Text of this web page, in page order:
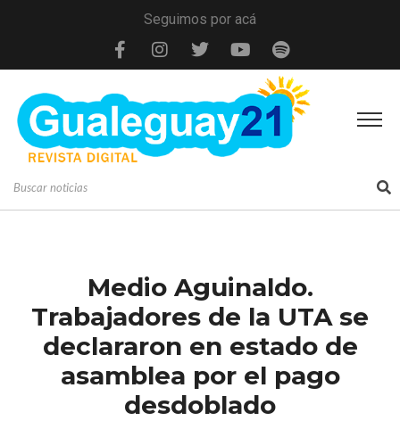
Seguimos por acá
Medio Aguinaldo.
Trabajadores de la UTA se
declararon en estado de
asamblea por el pago
desdoblado